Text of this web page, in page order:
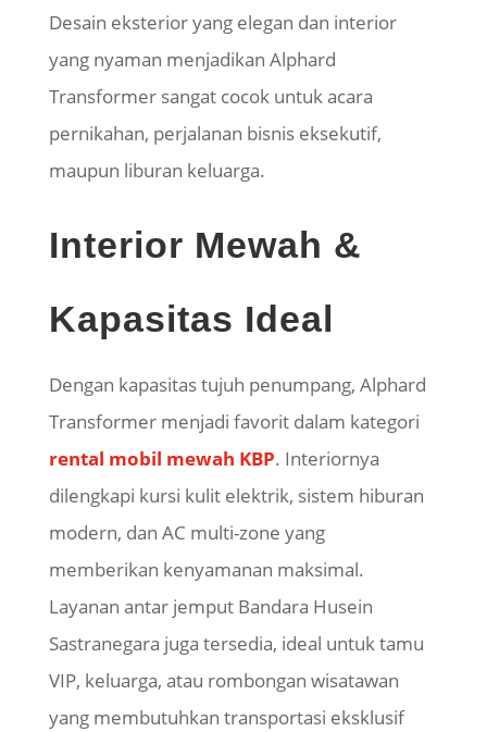
Desain eksterior yang elegan dan interior
yang nyaman menjadikan Alphard
Transformer sangat cocok untuk acara
pernikahan, perjalanan bisnis eksekutif,
maupun liburan keluarga.
Interior Mewah &
Kapasitas Ideal
Dengan kapasitas tujuh penumpang, Alphard
Transformer menjadi favorit dalam kategori
rental mobil mewah KBP. Interiornya
dilengkapi kursi kulit elektrik, sistem hiburan
modern, dan AC multi-zone yang
memberikan kenyamanan maksimal.
Layanan antar jemput Bandara Husein
Sastranegara juga tersedia, ideal untuk tamu
VIP, keluarga, atau rombongan wisatawan
yang membutuhkan transportasi eksklusif